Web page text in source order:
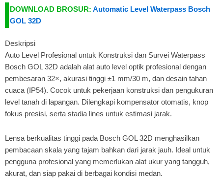
DOWNLOAD BROSUR:Automatic Level Waterpass Bosch
GOL 32D
Deskripsi
Auto Level Profesional untuk Konstruksi dan Survei Waterpass
Bosch GOL 32D adalah alat auto level optik profesional dengan
pembesaran 32×, akurasi tinggi ±1 mm/30 m, dan desain tahan
cuaca (IP54). Cocok untuk pekerjaan konstruksi dan pengukuran
level tanah di lapangan. Dilengkapi kompensator otomatis, knop
fokus presisi, serta stadia lines untuk estimasi jarak.
Lensa berkualitas tinggi pada Bosch GOL 32D menghasilkan
pembacaan skala yang tajam bahkan dari jarak jauh. Ideal untuk
pengguna profesional yang memerlukan alat ukur yang tangguh,
akurat, dan siap pakai di berbagai kondisi medan.